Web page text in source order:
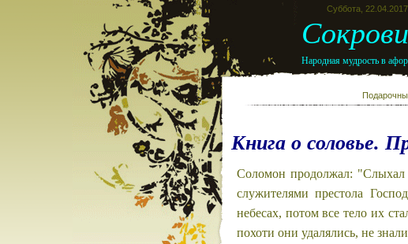
Суббота,
Народная мудрость в
Книга о соловье.
Соломон продолжал:
служителями престола
небесах, потом все тело их
похоти они удалялись, не